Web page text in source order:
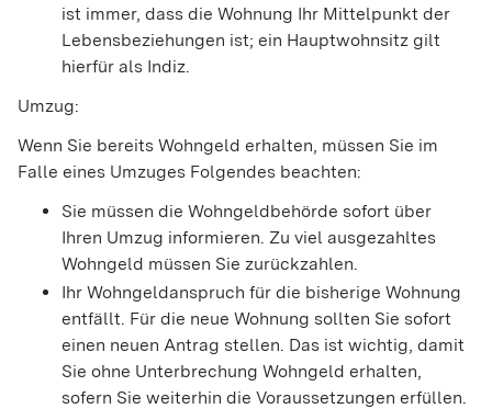
ist immer, dass die Wohnung Ihr Mittelpunkt der
Lebensbeziehungen ist; ein Hauptwohnsitz gilt
hierfür als Indiz.
Umzug:
Wenn Sie bereits Wohngeld erhalten, müssen Sie im
Falle eines Umzuges Folgendes beachten:
Sie müssen die Wohngeldbehörde sofort über
Ihren Umzug informieren. Zu viel ausgezahltes
Wohngeld müssen Sie zurückzahlen.
Ihr Wohngeldanspruch für die bisherige Wohnung
entfällt. Für die neue Wohnung sollten Sie sofort
einen neuen Antrag stellen. Das ist wichtig, damit
Sie ohne Unterbrechung Wohngeld erhalten,
sofern Sie weiterhin die Voraussetzungen erfüllen.